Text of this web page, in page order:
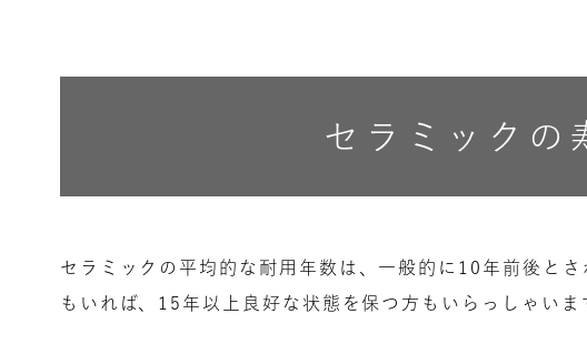
セラミックの
セラミックの平均的な耐用年数は、一般的に10年前後と
もいれば、15年以上良好な状態を保つ方もいらっしゃい